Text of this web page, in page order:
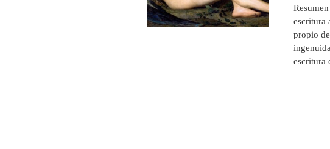
escritura
propio
escritura